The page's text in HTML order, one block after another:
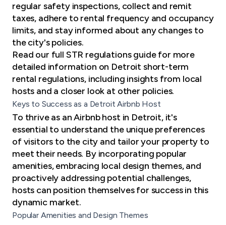
regular safety inspections, collect and remit
taxes, adhere to rental frequency and occupancy
limits, and stay informed about any changes to
the city's policies.
Read our full STR regulations guidefor more
detailed information on Detroit short-term
rental regulations, including insights from local
hosts and a closer look at other policies.
Keys to Success as a Detroit Airbnb Host
To thrive as an Airbnb host in Detroit, it's
essential to understand the unique preferences
of visitors to the city and tailor your property to
meet their needs. By incorporating popular
amenities, embracing local design themes, and
proactively addressing potential challenges,
hosts can position themselves for success in this
dynamic market.
Popular Amenities and Design Themes